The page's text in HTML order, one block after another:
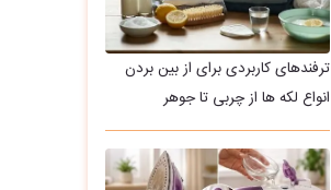
ترفندهای کاربردی برای از بین بردن
انواع لکه ها از چربی تا جوهر